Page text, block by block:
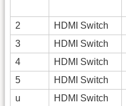
2
HDMI Switch
3
HDMI Switch
4
HDMI Switch
5
HDMI Switch
u
HDMI Switch